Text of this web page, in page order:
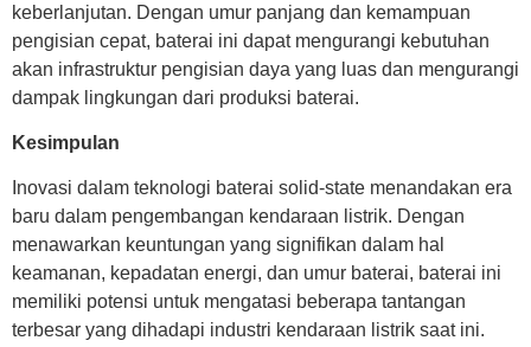
keberlanjutan. Dengan umur panjang dan kemampuan
pengisian cepat, baterai ini dapat mengurangi kebutuhan
akan infrastruktur pengisian daya yang luas dan mengurangi
dampak lingkungan dari produksi baterai.
Kesimpulan
Inovasi dalam teknologi baterai solid-state menandakan era
baru dalam pengembangan kendaraan listrik. Dengan
menawarkan keuntungan yang signifikan dalam hal
keamanan, kepadatan energi, dan umur baterai, baterai ini
memiliki potensi untuk mengatasi beberapa tantangan
terbesar yang dihadapi industri kendaraan listrik saat ini.